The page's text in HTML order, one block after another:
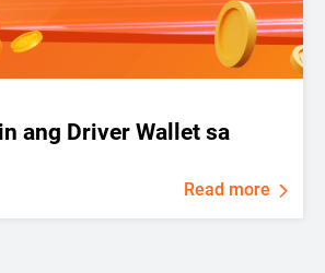
ang Driver Wallet sa
Read more